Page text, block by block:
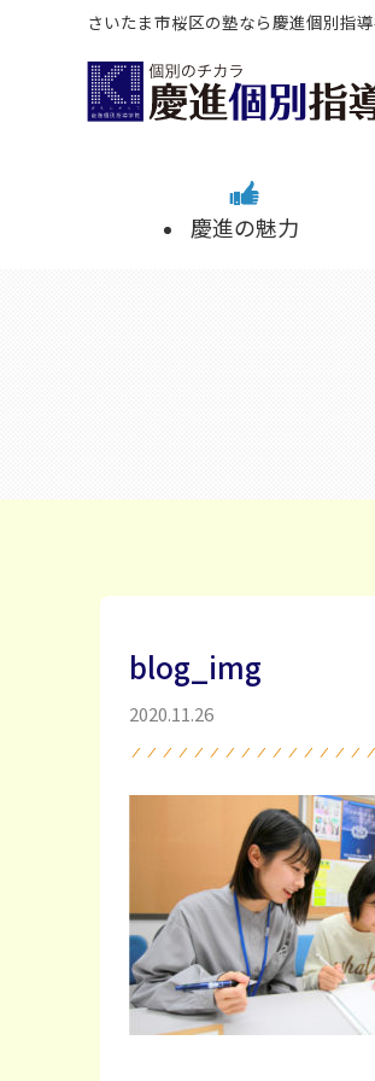
さいたま市桜区の塾なら慶進個別指
慶進の魅力
blog_img
2020.11.26